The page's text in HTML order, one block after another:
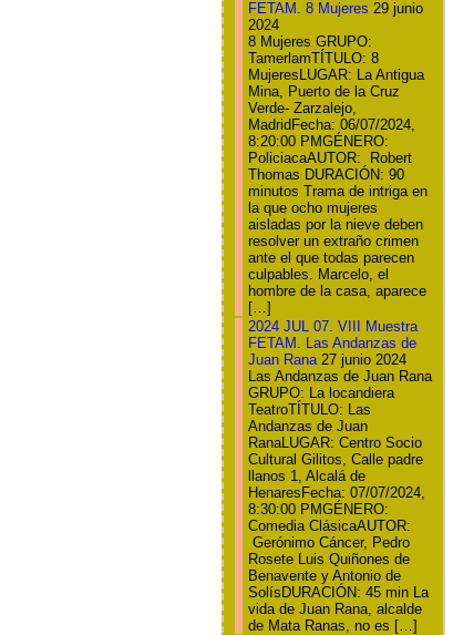
FETAM. 8 Mujeres 29 junio
2024
8 Mujeres GRUPO:
TamerlamTÍTULO: 8
MujeresLUGAR: La Antigua
Mina, Puerto de la Cruz
Verde- Zarzalejo,
MadridFecha: 06/07/2024,
8:20:00 PMGÉNERO:
PoliciacaAUTOR: Robert
Thomas DURACIÓN: 90
minutos Trama de intriga en
la que ocho mujeres
aisladas por la nieve deben
resolver un extraño crimen
ante el que todas parecen
culpables. Marcelo, el
hombre de la casa, aparece
[…]
2024 JUL 07. VIII Muestra
FETAM. Las Andanzas de
Juan Rana 27 junio 2024
Las Andanzas de Juan Rana
GRUPO: La locandiera
TeatroTÍTULO: Las
Andanzas de Juan
RanaLUGAR: Centro Socio
Cultural Gilitos, Calle padre
llanos 1, Alcalá de
HenaresFecha: 07/07/2024,
8:30:00 PMGÉNERO:
Comedia ClásicaAUTOR:
Gerónimo Cáncer, Pedro
Rosete Luis Quiñones de
Benavente y Antonio de
SolísDURACIÓN: 45 min La
vida de Juan Rana, alcalde
de Mata Ranas, no es […]